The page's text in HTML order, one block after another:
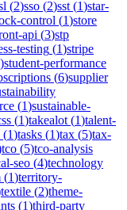
(2)sso (2)sst (1)star-
control (1)store
api (3)stp
testing (1)stripe
)student-performance
(6)supplier
(1)sustainable-
(1)takealot (1)talent-
(1)tasks (1)tax (5)tax-
tco (5)tco-analysis
seo (4)technology
(1)territory-
textile (2)theme-
(1)third-party